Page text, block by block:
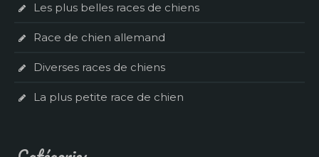
Les plus belles races de chiens
Race de chien allemand
Diverses races de chiens
La plus petite race de chien